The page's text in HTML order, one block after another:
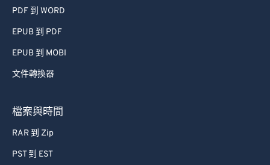
PDF 到 WORD
EPUB 到 PDF
EPUB 到 MOBI
文件轉換器
檔案與時間
RAR 到 Zip
PST 到 EST